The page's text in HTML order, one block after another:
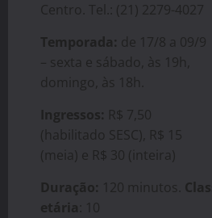
Centro. Tel.: (21) 2279-4027
Temporada: de 17/8 a 09/9
– sexta e sábado, às 19h,
domingo, às 18h.
Ingressos: R$ 7,50
(habilitado SESC), R$ 15
(meia) e R$ 30 (inteira)
Duração: 120 minutos.
etária : 10